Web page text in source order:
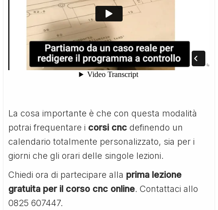
La cosa importante è che con questa modalità
potrai frequentare i corsi cnc definendo un
calendario totalmente personalizzato, sia per i
giorni che gli orari delle singole lezioni.
Chiedi ora di partecipare alla prima lezione
gratuita per il corso cnc online. Contattaci allo
0825 607447.